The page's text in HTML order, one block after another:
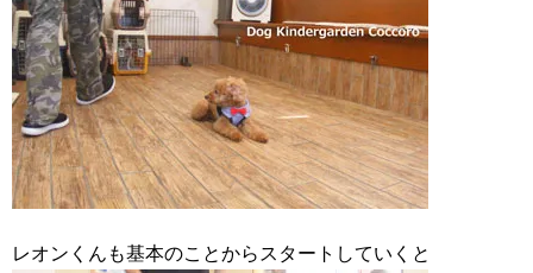
レオンくんも基本のことからスタートしていくと